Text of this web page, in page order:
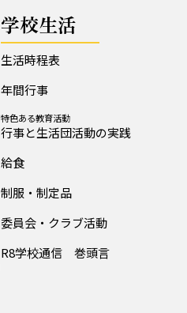
学校生活
生活時程表
年間行事
特色ある教育活動
行事と生活団活動の実践
給食
制服・制定品
委員会・クラブ活動
R8学校通信 巻頭言